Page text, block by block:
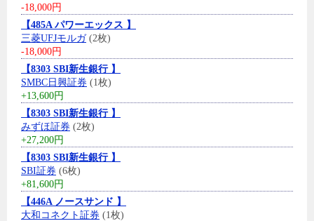
-18,000円
【485A パワーエックス 】
三菱UFJモルガ(2枚)
-18,000円
【8303 SBI新生銀行 】
SMBC日興証券 (1枚)
+13,600円
【8303 SBI新生銀行 】
みずほ証券 (2枚)
+27,200円
【8303 SBI新生銀行 】
SBI証券 (6枚)
+81,600円
【446A ノースサンド 】
大和コネクト証券 (1枚)